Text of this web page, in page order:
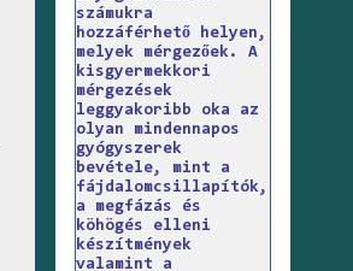
számukra
hozzáférhető helyen,
melyek mérgezőek. A
kisgyermekkori
mérgezések
leggyakoribb oka az
olyan mindennapos
gyógyszerek
bevétele, mint a
fájdalomcsillapítók,
a megfázás és
köhögés elleni
készítmények
valamint a